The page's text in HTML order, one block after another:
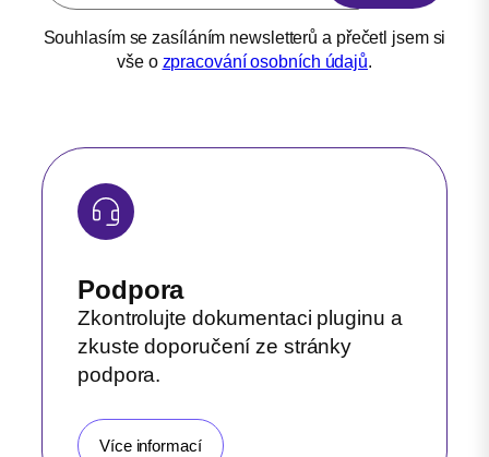
Souhlasím se zasíláním newsletterů a přečetl jsem si
vše o zpracování osobních údajů.
Podpora
Zkontrolujte dokumentaci pluginu a
zkuste doporučení ze stránky
podpora.
Více informací